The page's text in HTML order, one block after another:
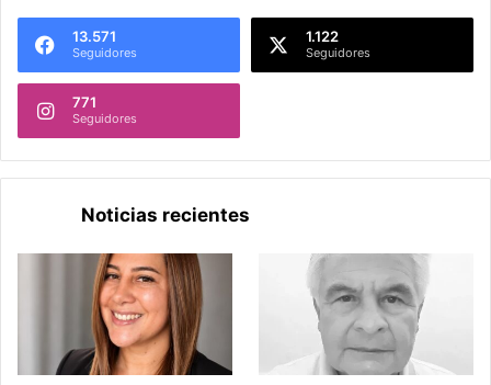
13.571
Seguidores
1.122
Seguidores
771
Seguidores
Noticias recientes